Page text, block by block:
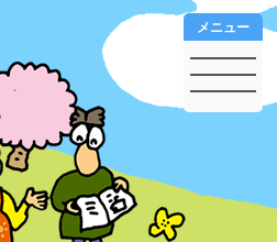
メニュー